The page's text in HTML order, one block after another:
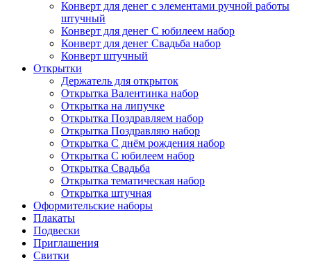
Конверт для денег с элементами ручной работы
штучный
Конверт для денег С юбилеем набор
Конверт для денег Свадьба набор
Конверт штучный
Открытки
Держатель для открыток
Открытка Валентинка набор
Открытка на липучке
Открытка Поздравляем набор
Открытка Поздравляю набор
Открытка С днём рождения набор
Открытка С юбилеем набор
Открытка Свадьба
Открытка тематическая набор
Открытка штучная
Оформительские наборы
Плакаты
Подвески
Приглашения
Свитки